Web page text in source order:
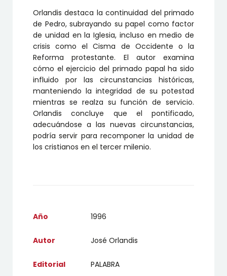
Orlandis destaca la continuidad del primado
de Pedro, subrayando su papel como factor
de unidad en la Iglesia, incluso en medio de
crisis como el Cisma de Occidente o la
Reforma protestante. El autor examina
cómo el ejercicio del primado papal ha sido
influido por las circunstancias históricas,
manteniendo la integridad de su potestad
mientras se realza su función de servicio.
Orlandis concluye que el pontificado,
adecuándose a las nuevas circunstancias,
podría servir para recomponer la unidad de
los cristianos en el tercer milenio.
Año 1996
Autor José Orlandis
Editorial PALABRA